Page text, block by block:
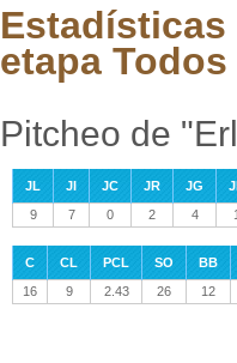
etapa
Pitcheo de
JL JI JC JR JG
9
7 0 2 4
C CL PCL SO
BB
16
9 2.43 26 12